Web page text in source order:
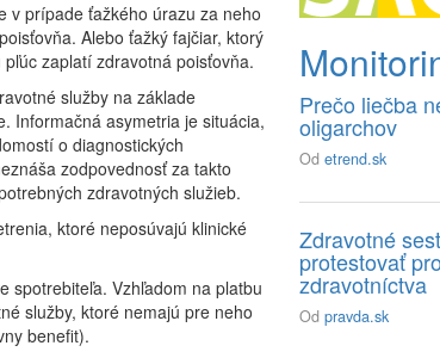
v prípade ťažkého úrazu za neho
Alebo ťažký fajčiar, ktorý
zaplatí zdravotná poisťovňa.
služby na základe
Informačná asymetria je situácia,
o diagnostických
zodpovednosť za takto
zdravotných služieb.
ktoré neposúvajú klinické
spotrebiteľa. Vzhľadom na platbu
služby, ktoré nemajú pre neho
benefit).
Prečo liečba
oligarchov
Odetrend.sk
Zdravotné
protestovať
zdravotníctva
Odpravda.sk